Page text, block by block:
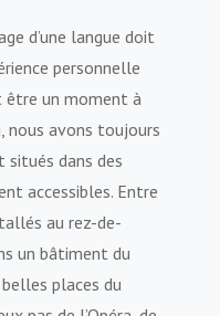
d’une langue doit
personnelle
être un moment à
nous avons toujours
situés dans des
accessibles. Entre
au rez-de-
un bâtiment du
places du